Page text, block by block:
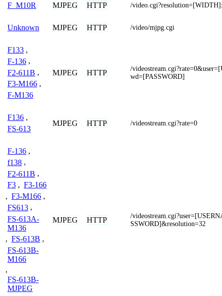
F_M10R MJPEG HTTP /
Unknown MJPEG HTTP /video/mjpg.cgi
F133 ,
F-136 ,
F2-611B ,
F3-M166 ,
F-M136
MJPEG HTTP
/
wd=[PASSWORD]
F136 ,
FS-613
MJPEG HTTP /videostream.cgi?rate=0
F-136 ,
f138 ,
F2-611B ,
F3 , F3-166
, F3-M166 ,
FS613 ,
FS-613A-
M136
, FS-613B ,
FS-613B-
M166
,
FS-613B-
MJPEG
MJPEG HTTP
/
SSWORD]&resolution=32